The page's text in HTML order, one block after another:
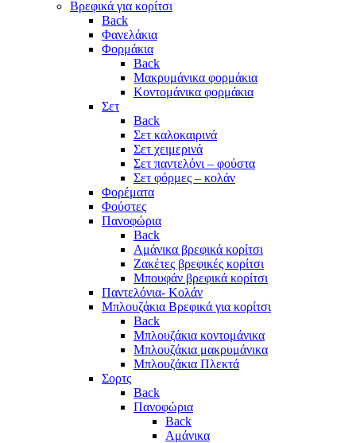
Βρεφικά για κορίτσι
Back
Φανελάκια
Φορμάκια
Back
Μακρυμάνικα φορμάκια
Κοντομάνικα φορμάκια
Σετ
Back
Σετ καλοκαιρινά
Σετ χειμερινά
Σετ παντελόνι – φούστα
Σετ φόρμες – κολάν
Φορέματα
Φούστες
Πανοφώρια
Back
Αμάνικα βρεφικά κορίτσι
Ζακέτες βρεφικές κορίτσι
Μπουφάν βρεφικά κορίτσι
Παντελόνια- Κολάν
Μπλουζάκια Βρεφικά για κορίτσι
Back
Μπλουζάκια κοντομάνικα
Μπλουζάκια μακρυμάνικα
Μπλουζάκια Πλεκτά
Σορτς
Back
Πανοφώρια
Back
Αμάνικα